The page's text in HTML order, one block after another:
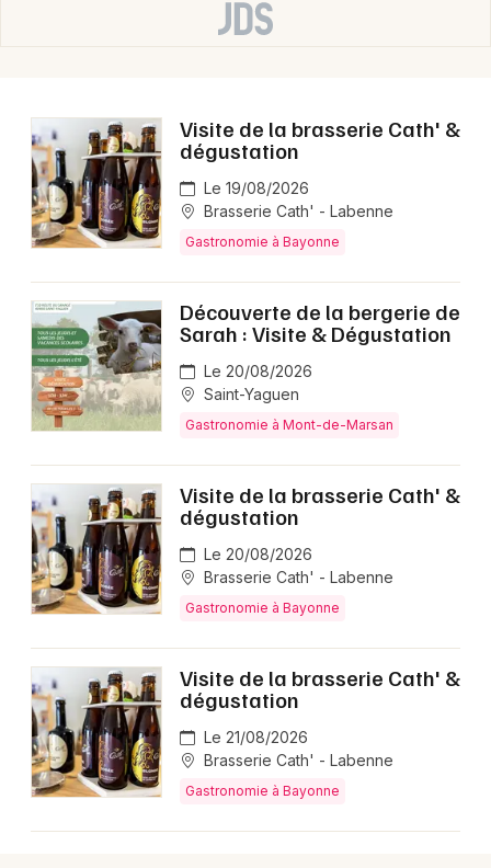
Choisir mes départements
Mon email
Je m'abonne
Visite de la brasserie Cath' &
dégustation
Le 19/08/2026
Brasserie Cath' - Labenne
Gastronomie à Bayonne
Découverte de la bergerie de
Sarah : Visite & Dégustation
Le 20/08/2026
Saint-Yaguen
Gastronomie à Mont-de-Marsan
Visite de la brasserie Cath' &
dégustation
Le 20/08/2026
Brasserie Cath' - Labenne
Gastronomie à Bayonne
Visite de la brasserie Cath' &
dégustation
Le 21/08/2026
Brasserie Cath' - Labenne
Gastronomie à Bayonne